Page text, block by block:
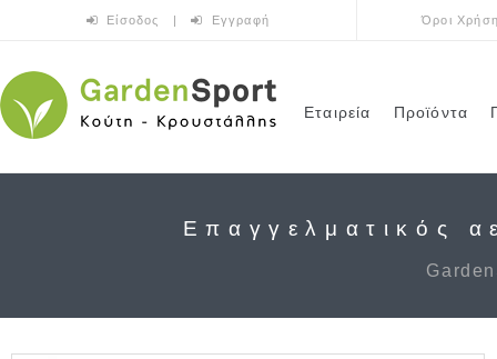
Είσοδος | Εγγραφή Όροι
Εταιρεία Προϊόντα
Επαγγελματικός